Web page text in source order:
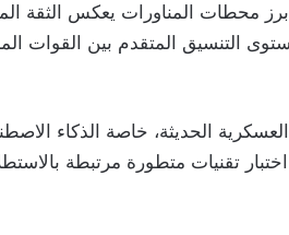
محطات المناورات يعكس الثقة
التنسيق المتقدم بين القوات
الحديثة، خاصة الذكاء
تقنيات متطورة مرتبطة